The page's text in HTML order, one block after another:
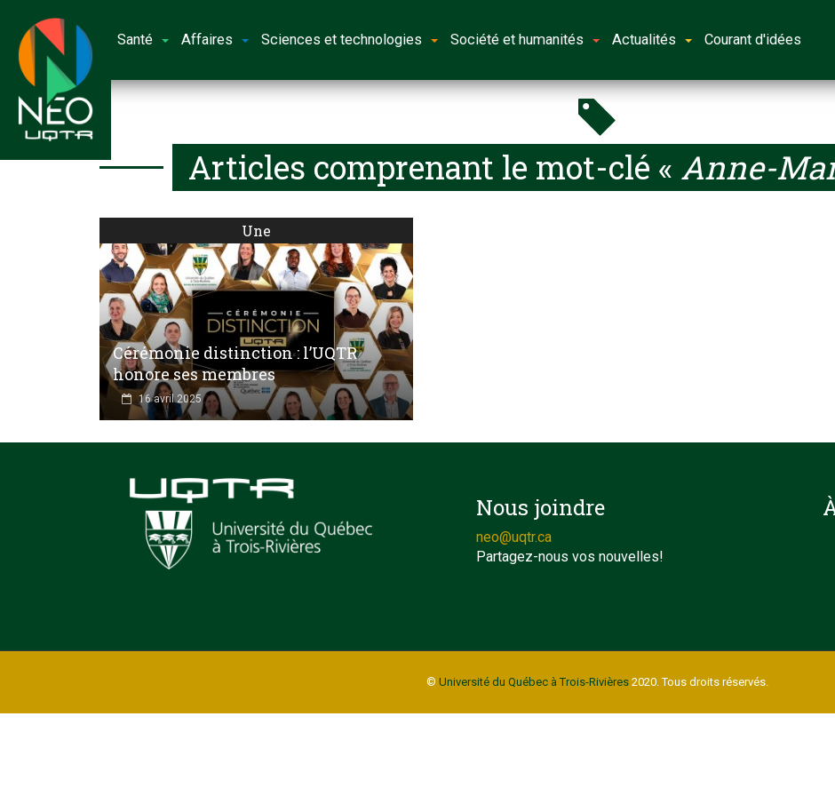
Santé Affaires Sciences et technologies Société et humanités Actualités Courant d'idées
Articles comprenant le mot-clé « Anne-
Une
Cérémonie distinction : l’UQTR
honore ses membres
16 avril 2025
Nous joindre
neo@uqtr.ca
Partagez-nous vos nouvelles!
© Université du Québec à Trois-Rivières2020. Tous droits réservés.